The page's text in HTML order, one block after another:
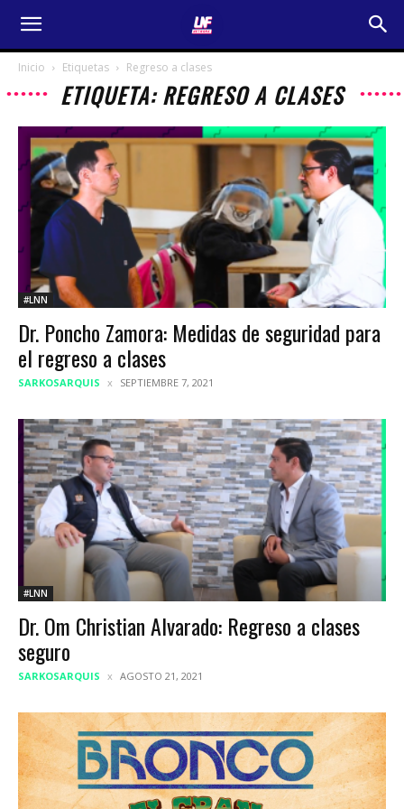
Inicio Etiquetas Regreso a clases
ETIQUETA: REGRESO A CLASES
#LNN
Dr. Poncho Zamora: Medidas de seguridad para
el regreso a clases
SARKOSARQUIS SEPTIEMBRE 7, 2021
#LNN
Dr. Om Christian Alvarado: Regreso a clases
seguro
SARKOSARQUIS AGOSTO 21, 2021